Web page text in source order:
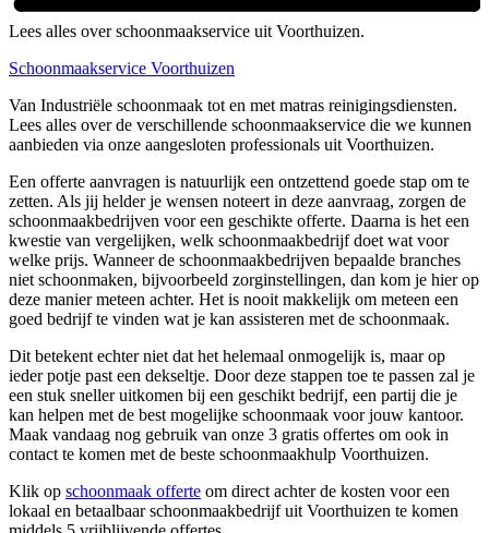
Lees alles over schoonmaakservice uit Voorthuizen.
Schoonmaakservice Voorthuizen
Van Industriële schoonmaak tot en met matras reinigingsdiensten.
Lees alles over de verschillende schoonmaakservice die we kunnen
aanbieden via onze aangesloten professionals uit Voorthuizen.
Een offerte aanvragen is natuurlijk een ontzettend goede stap om te
zetten. Als jij helder je wensen noteert in deze aanvraag, zorgen de
schoonmaakbedrijven voor een geschikte offerte. Daarna is het een
kwestie van vergelijken, welk schoonmaakbedrijf doet wat voor
welke prijs. Wanneer de schoonmaakbedrijven bepaalde branches
niet schoonmaken, bijvoorbeeld zorginstellingen, dan kom je hier op
deze manier meteen achter. Het is nooit makkelijk om meteen een
goed bedrijf te vinden wat je kan assisteren met de schoonmaak.
Dit betekent echter niet dat het helemaal onmogelijk is, maar op
ieder potje past een dekseltje. Door deze stappen toe te passen zal je
een stuk sneller uitkomen bij een geschikt bedrijf, een partij die je
kan helpen met de best mogelijke schoonmaak voor jouw kantoor.
Maak vandaag nog gebruik van onze 3 gratis offertes om ook in
contact te komen met de beste schoonmaakhulp Voorthuizen.
Klik op schoonmaak offerte om direct achter de kosten voor een
lokaal en betaalbaar schoonmaakbedrijf uit Voorthuizen te komen